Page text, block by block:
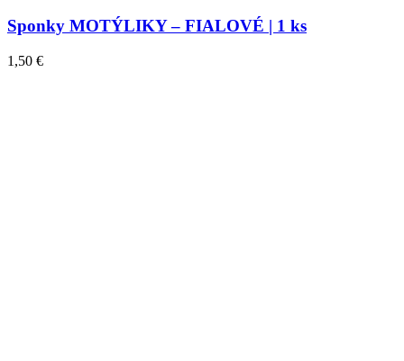
Sponky MOTÝLIKY – FIALOVÉ | 1 ks
1,50 €